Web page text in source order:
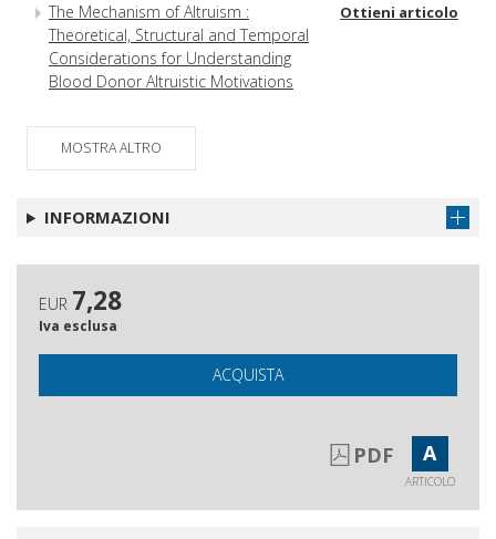
The Mechanism of Altruism :
Theoretical, Structural and Temporal
Considerations for Understanding
Blood Donor Altruistic Motivations
Ottieni articolo
MOSTRA ALTRO
INFORMAZIONI
EUR 7,28
Iva esclusa
ACQUISTA
PDF A
ARTICOLO